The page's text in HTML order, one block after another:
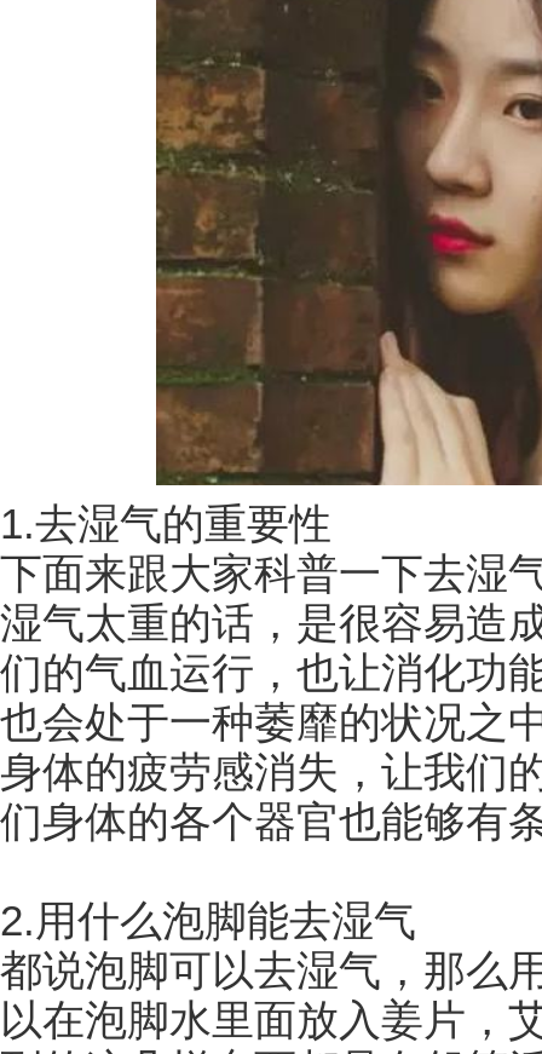
1.去湿气的重要性
下面来跟大家科普一下去湿
湿气太重的话，是很容易造
们的气血运行，也让消化功
也会处于一种萎靡的状况之
身体的疲劳感消失，让我们
们身体的各个器官也能够有
2.用什么泡脚能去湿气
都说泡脚可以去湿气，那么
以在泡脚水里面放入姜片，